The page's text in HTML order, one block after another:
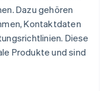
Dazu gehören
Kontaktdaten
Diese
Produkte und sind